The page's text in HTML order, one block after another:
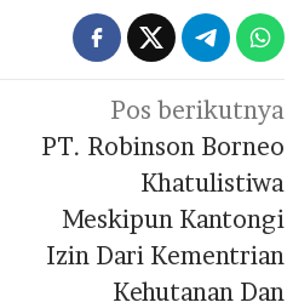
Pos berikutnya
PT. Robinson Borneo
Khatulistiwa
Meskipun Kantongi
Izin Dari Kementrian
Kehutanan Dan